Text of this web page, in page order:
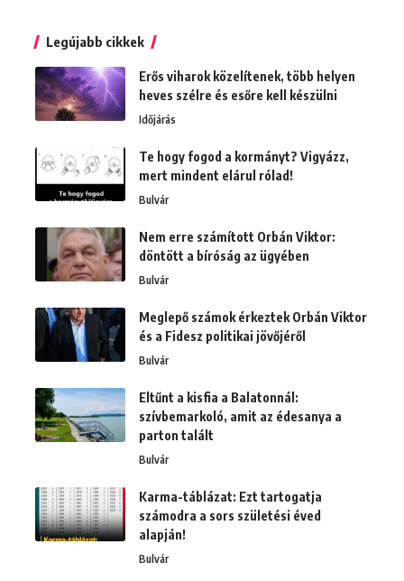
Legújabb cikkek
Erős viharok közelítenek, több helyen
heves szélre és esőre kell készülni
Időjárás
Te hogy fogod a kormányt? Vigyázz,
mert mindent elárul rólad!
Bulvár
Nem erre számított Orbán Viktor:
döntött a bíróság az ügyében
Bulvár
Meglepő számok érkeztek Orbán Viktor
és a Fidesz politikai jövőjéről
Bulvár
Eltűnt a kisfia a Balatonnál:
szívbemarkoló, amit az édesanya a
parton talált
Bulvár
Karma-táblázat: Ezt tartogatja
számodra a sors születési éved
alapján!
Bulvár